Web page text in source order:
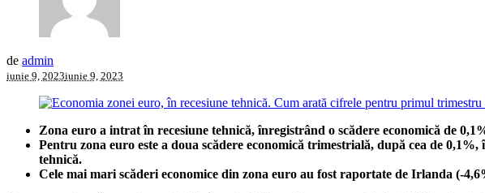
de admin
iunie 9, 2023iunie 9, 2023
Zona euro a intrat în recesiune tehnică, înregistrând o scădere economică de
Pentru zona euro este a doua scădere economică trimestrială, după cea de
tehnică.
Cele mai mari scăderi economice din zona euro au fost raportate de Irlanda (-